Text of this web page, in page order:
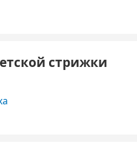
стрижки